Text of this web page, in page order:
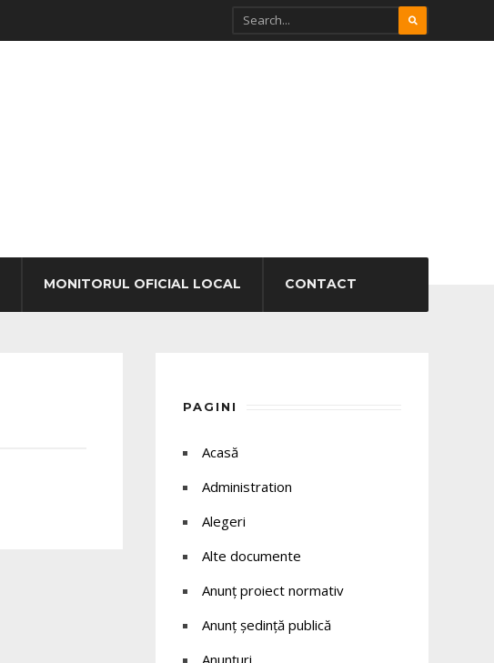
MONITORUL OFICIAL LOCAL CONTACT
PAGINI
Acasă
Administration
Alegeri
Alte documente
Anunț proiect normativ
Anunț ședință publică
Anunțuri